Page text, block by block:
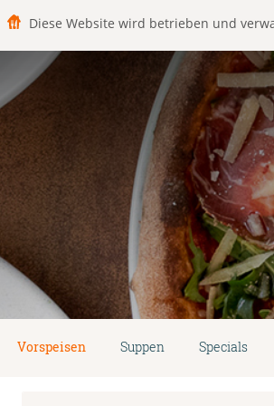
Diese Website wird betrieben und
Vorspeisen Suppen Specials